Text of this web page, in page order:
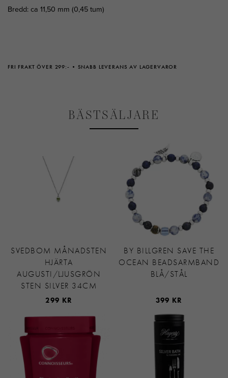
Bredd: ca 11,50 mm (0,45 tum)
FRI FRAKT ÖVER 299:- SNABB LEVERANS AV LAGERVAROR
BÄSTSÄLJARE
SVEDBOM MÅNADSTEN
HJÄRTA
AUGUSTI/LJUSGRÖN
STEN SILVER 34CM
299 KR
BY BILLGREN SAVE THE
OCEAN BEADSARMBAND
BLÅ/STÅL
399 KR